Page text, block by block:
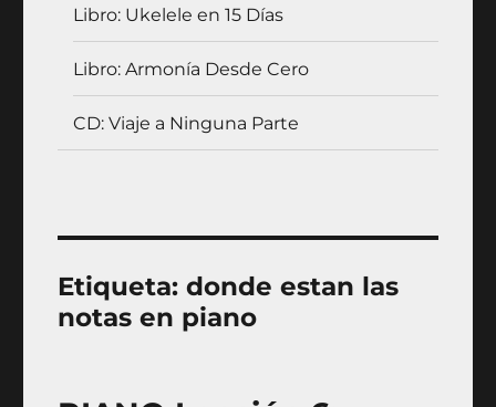
Libro: Ukelele en 15 Días
Libro: Armonía Desde Cero
CD: Viaje a Ninguna Parte
Etiqueta:donde estan las
notas en piano